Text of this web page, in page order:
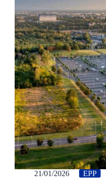
21/01/2026 EPP